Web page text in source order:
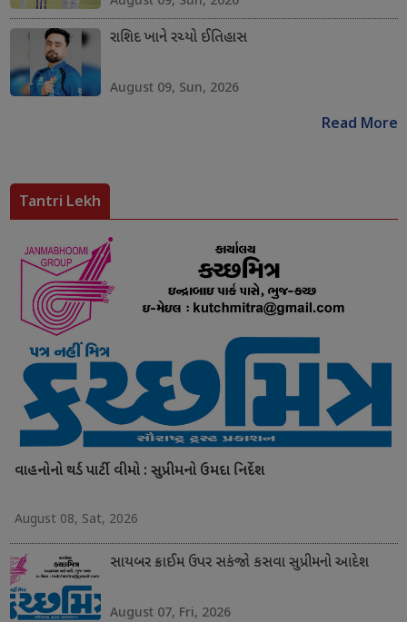
રાશિદ ખાને રચ્યો ઈતિહાસ
August 09, Sun, 2026
Read More
Tantri Lekh
વાહનોનો થર્ડ પાર્ટી વીમો : સુપ્રીમનો ઉમદા નિર્દેશ
August 08, Sat, 2026
સાયબર ક્રાઈમ ઉપર સકંજો કસવા સુપ્રીમનો આદેશ
August 07, Fri, 2026